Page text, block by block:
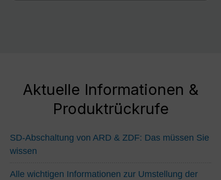
Aktuelle Informationen &
Produktrückrufe
SD-Abschaltung von ARD & ZDF: Das müssen Sie
wissen
Alle wichtigen Informationen zur Umstellung der